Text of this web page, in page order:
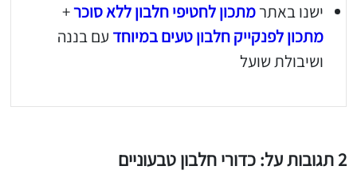
ישנו באתרמתכון לחטיפי חלבון ללא סוכר+
מתכון לפנקייק חלבון טעים במיוחד עם בננה
ושיבולת שועל
2 תגובות על: כדורי חלבון טבעוניים